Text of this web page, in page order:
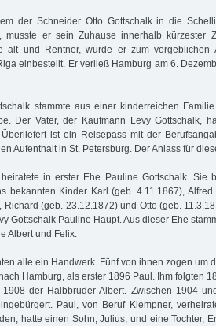
der Schneider Otto Gottschalk in die
musste er sein Zuhause innerhalb kürzester
alt und Rentner, wurde er zum vorgeblichen
einbestellt. Er verließ Hamburg am 6.
stammte aus einer kinderreichen
Der Vater, der Kaufmann Levy Gottschalk,
ist ein Reisepass mit der
Aufenthalt in St. Petersburg. Der Anlass für
heiratete in erster Ehe Pauline Gottschalk. Sie
bekannten Kinder Karl (geb. 4.11.1867),
Richard (geb. 23.12.1872) und Otto (geb.
Gottschalk Pauline Haupt. Aus dieser Ehe
Albert und Felix.
alle ein Handwerk. Fünf von ihnen zogen um
Hamburg, als erster 1896 Paul. Ihm folgten
1908 der Halbbruder Albert. Zwischen 1904
Paul, von Beruf Klempner,
hatte einen Sohn, Julius, und eine Tochter,